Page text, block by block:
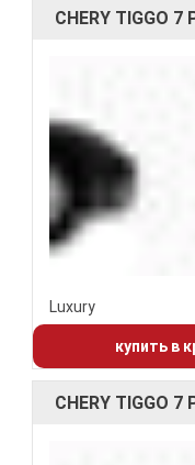
CHERY TIGGO 7
Luxury
купить в
CHERY TIGGO 7